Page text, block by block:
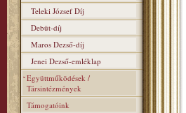
Teleki József Díj
Debüt-díj
Maros Dezső-díj
Jenei Dezső-emléklap
Együttműködések /
Társintézmények
Támogatóink